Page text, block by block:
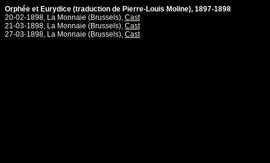
Orphée et Eurydice (traduction de Pierre-Louis Moline), 1897-1898
20-02-1898, La Monnaie (Brussels), Cast
21-03-1898, La Monnaie (Brussels), Cast
27-03-1898, La Monnaie (Brussels), Cast